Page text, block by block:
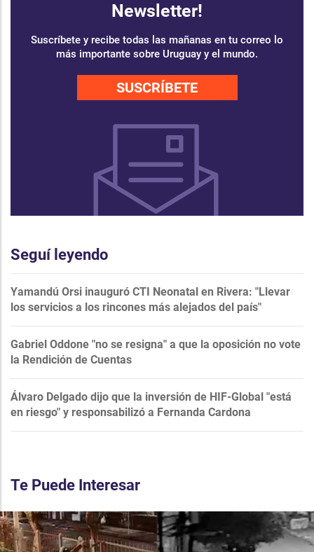
Newsletter!
Suscríbete y recibe todas las mañanas en tu correo lo
más importante sobre Uruguay y el mundo.
SUSCRÍBETE
Seguí leyendo
Yamandú Orsi inauguró CTI Neonatal en Rivera: "Llevar
los servicios a los rincones más alejados del país"
Gabriel Oddone "no se resigna" a que la oposición no vote
la Rendición de Cuentas
Álvaro Delgado dijo que la inversión de HIF-Global "está
en riesgo" y responsabilizó a Fernanda Cardona
Te Puede Interesar